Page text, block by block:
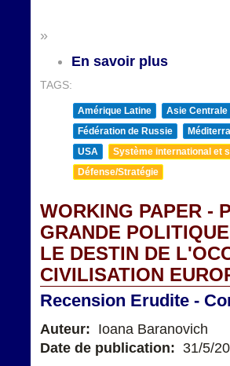
»
En savoir plus
TAGS:
Amérique Latine
Asie Centrale
Fédération de Russie
USA
Système international et
Défense/Stratégie
WORKING PAPER -
GRANDE
LE DESTIN DE
CIVILISATION
Recension Erudite -
Auteur: Ioana Baranovich
Date de publication: 31/5/